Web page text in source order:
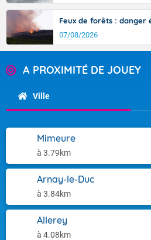
Feux de forêts : danger
07/08/2026
A PROXIMITÉ DE JOUEY
Ville
Mimeure
à 3.79km
Arnay-le-Duc
à 3.84km
Allerey
à 4.08km